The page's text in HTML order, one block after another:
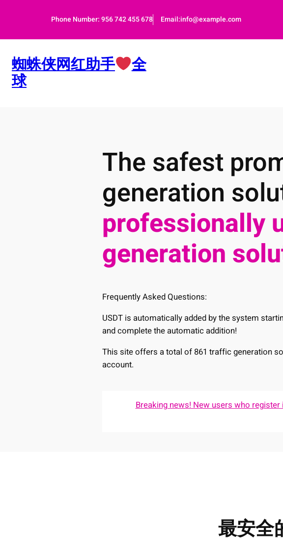
Phone Number: 956 742 455 678 Email:info@example.com
蜘蛛侠网红助手 全
球
The safest
generation
professionally
generation
Frequently Asked Questions:
USDT is automatically added by the system
and complete the automatic addition!
This site offers a total of 861 traffic generation
account.
Breaking news! New users who
最安全